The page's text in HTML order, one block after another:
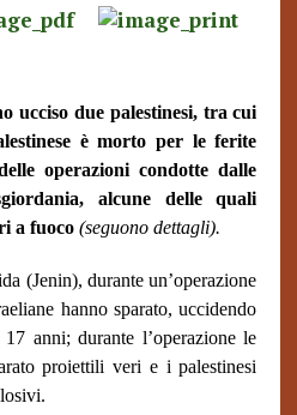
ucciso due palestinesi, tra cui
è morto per le ferite
operazioni condotte dalle
alcune delle quali
a fuoco (seguono dettagli).
(Jenin), durante un’operazione
hanno sparato, uccidendo
anni; durante l’operazione le
proiettili veri e i palestinesi